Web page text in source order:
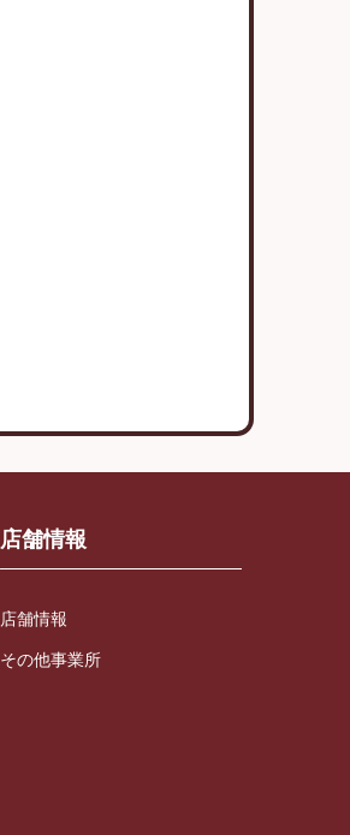
店舗情報
店舗情報
その他事業所